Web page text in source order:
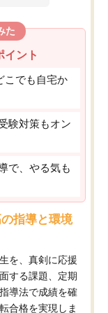
た
イント
こでも自宅か
験対策もオン
で、やる気も
指導と環境
を、真剣に応援
する課題、定期
導法で成績を確
合格を実現しま